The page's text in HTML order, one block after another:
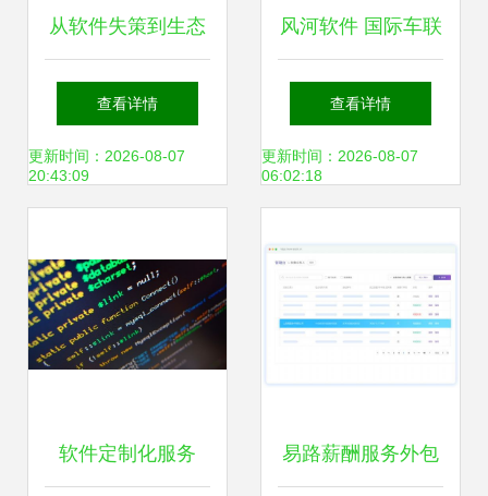
从软件失策到生态
缺失 三星手机在中
国市场陨落的技术
查看详情
更新时间：2026-08-07
20:43:09
风河软件 国际车联
网巨头在中国的战
略布局与服务实践
查看详情
更新时间：2026-08-07
06:02:18
软件定制化服务 易路薪酬服务外包